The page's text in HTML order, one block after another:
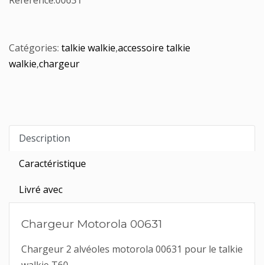
Catégories: talkie walkie,accessoire talkie
walkie,chargeur
Description
Caractéristique
Livré avec
Chargeur Motorola 00631
Chargeur 2 alvéoles motorola 00631 pour le talkie